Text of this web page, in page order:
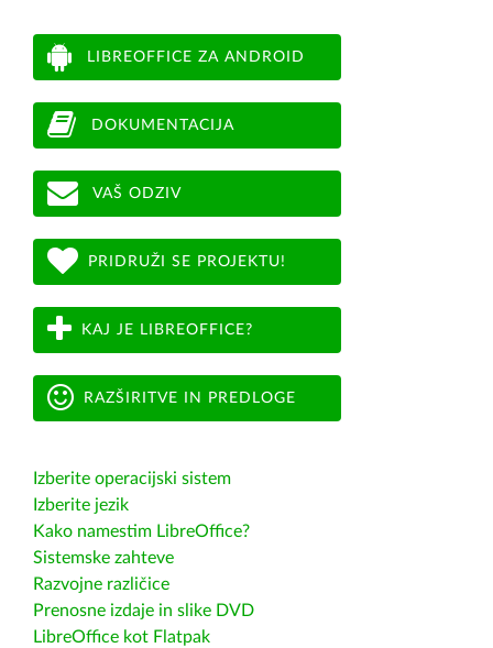
LIBREOFFICE ZA ANDROID
DOKUMENTACIJA
VAŠ ODZIV
PRIDRUŽI SE PROJEKTU!
KAJ JE LIBREOFFICE?
RAZŠIRITVE IN PREDLOGE
Izberite operacijski sistem
Izberite jezik
Kako namestim LibreOffice?
Sistemske zahteve
Razvojne različice
Prenosne izdaje in slike DVD
LibreOffice kot Flatpak